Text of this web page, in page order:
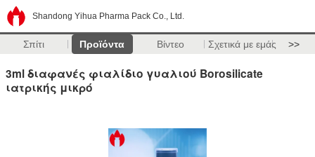
Shandong Yihua Pharma Pack Co., Ltd.
Σπίτι Προϊόντα Βίντεο Σχετικά με εμάς >>
3ml διαφανές φιαλίδιο γυαλιού Borosilicate
ιατρικής μικρό